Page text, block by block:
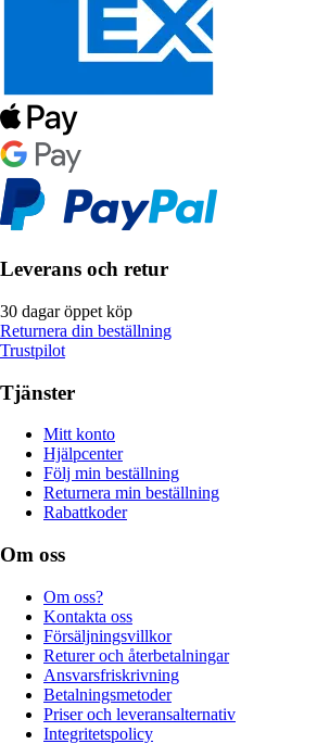
Leverans och retur
30 dagar öppet köp
Returnera din beställning
Trustpilot
Tjänster
Mitt konto
Hjälpcenter
Följ min beställning
Returnera min beställning
Rabattkoder
Om oss
Om oss?
Kontakta oss
Försäljningsvillkor
Returer och återbetalningar
Ansvarsfriskrivning
Betalningsmetoder
Priser och leveransalternativ
Integritetspolicy